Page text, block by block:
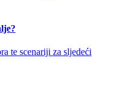
te scenariji za sljedeći